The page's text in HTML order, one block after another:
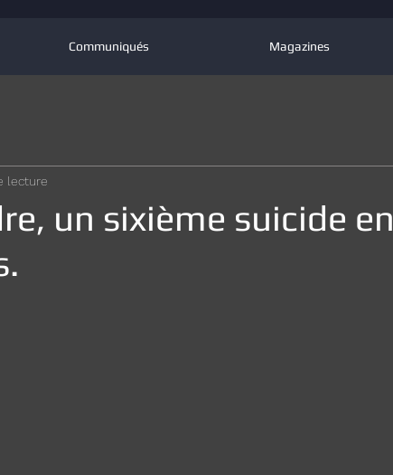
Communiqués Magazines
un sixième suicide en
lecture